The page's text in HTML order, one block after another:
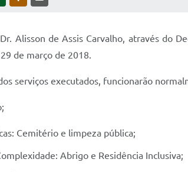
Alisson de Assis Carvalho, através do
de março de 2018.
serviços executados, funcionarão
Cemitério e limpeza pública;
Abrigo e Residência Inclusiva;